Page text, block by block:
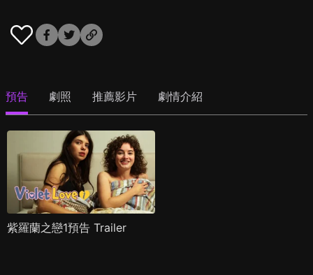
預告 劇照 推薦影片 劇情介紹
紫羅蘭之戀1預告 Trailer